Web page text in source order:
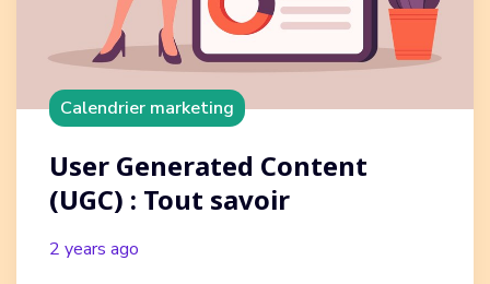
Calendrier marketing
User Generated Content
(UGC) : Tout savoir
2 years ago